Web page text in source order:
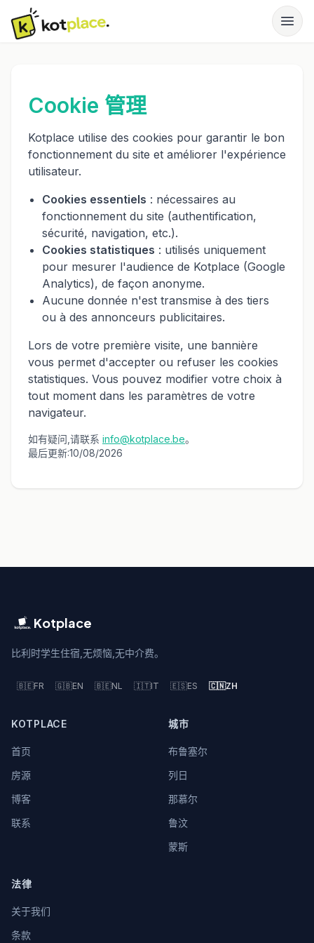
Cookie 管理
Kotplace utilise des cookies pour garantir le bon
fonctionnement du site et améliorer l'expérience
utilisateur.
Cookies essentiels : nécessaires au
fonctionnement du site (authentification,
sécurité, navigation, etc.).
Cookies statistiques : utilisés uniquement
pour mesurer l'audience de Kotplace (Google
Analytics), de façon anonyme.
Aucune donnée n'est transmise à des tiers
ou à des annonceurs publicitaires.
Lors de votre première visite, une bannière
vous permet d'accepter ou refuser les cookies
statistiques. Vous pouvez modifier votre choix à
tout moment dans les paramètres de votre
navigateur.
如有疑问,请联系 info@kotplace.be。
最后更新:10/08/2026
Kotplace
比利时学生住宿,无烦恼,无中介费。
🇧🇪FR 🇬🇧EN 🇧🇪NL 🇮🇹IT 🇪🇸ES 🇨🇳ZH
KOTPLACE
首页
房源
博客
联系
城市
布鲁塞尔
列日
那慕尔
鲁汶
蒙斯
法律
关于我们
条款